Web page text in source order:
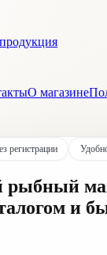
О магазине
регистрации
рыбный
и